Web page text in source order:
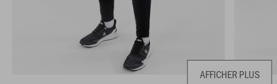
AFFICHER PLUS